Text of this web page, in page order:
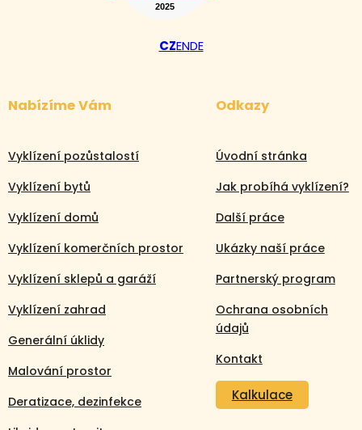
CZENDE
Nabízíme Vám
Vyklízení pozůstalostí
Vyklízení bytů
Vyklízení domů
Vyklízení komerčních prostor
Vyklízení sklepů a garáží
Vyklízení zahrad
Generální úklidy
Malování prostor
Deratizace, dezinfekce
Odkazy
Úvodní stránka
Jak probíhá vyklízení?
Další práce
Ukázky naší práce
Partnerský program
Ochrana osobních
údajů
Kontakt
Kalkulace